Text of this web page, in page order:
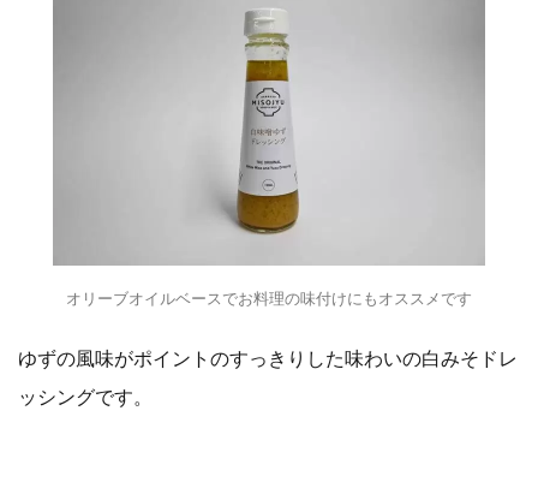
オリーブオイルベースでお料理の味付けにもオススメです
ゆずの風味がポイントのすっきりした味わいの白みそドレ
ッシングです。